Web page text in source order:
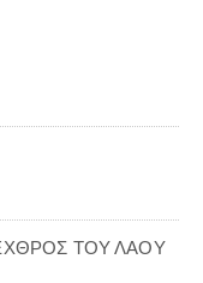
ΤΟΥ ΛΑΟΥ